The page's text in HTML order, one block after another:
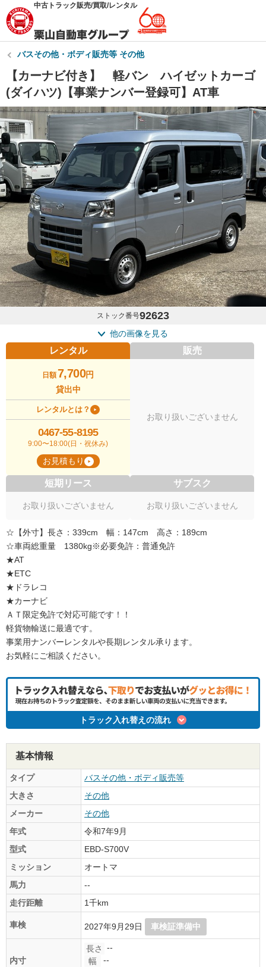
中古トラック販売/買取/レンタル
バスその他・ボディ販売等 その他
【カーナビ付き】 軽バン ハイゼットカーゴ
(ダイハツ)【事業ナンバー登録可】AT車
ストック番号92623
他の画像を見る
レンタル
日額7,700円
貸出中
レンタルとは？
0467-55-8195
9:00〜18:00(日・祝休み)
お見積もり
販売
お取り扱いございません
短期リース
お取り扱いございません
サブスク
お取り扱いございません
☆【外寸】長さ：339cm 幅：147cm 高さ：189cm
☆車両総重量 1380kg※必要免許：普通免許
★AT
★ETC
★ドラレコ
★カーナビ
ＡＴ限定免許で対応可能です！！
軽貨物輸送に最適です。
事業用ナンバーレンタルや長期レンタル承ります。
お気軽にご相談ください。
トラック入れ替えの流れ
基本情報
タイプ
バスその他・ボディ販売等
大きさ
その他
メーカー
その他
年式
令和7年9月
型式
EBD-S700V
ミッション
オートマ
馬力
--
走行距離
1千km
車検 2027年9月29日 車検証準備中
内寸
長さ
--
幅
--